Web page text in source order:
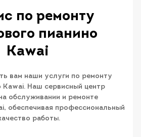
по ремонту
пианино
Kawai
вам наши услуги по ремонту
Kawai. Наш сервисный центр
обслуживании и ремонте
обеспечивая профессиональный
работы.